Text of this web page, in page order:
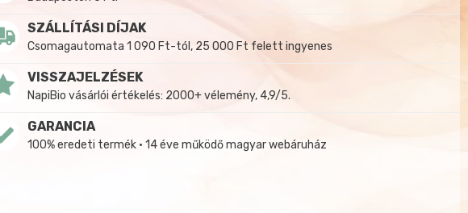
SZÁLLÍTÁSI DÍJAK
Csomagautomata 1 090 Ft-tól, 25 000 Ft felett ingyenes
VISSZAJELZÉSEK
NapiBio vásárlói értékelés: 2000+ vélemény, 4,9/5.
GARANCIA
100% eredeti termék • 14 éve működő magyar webáruház